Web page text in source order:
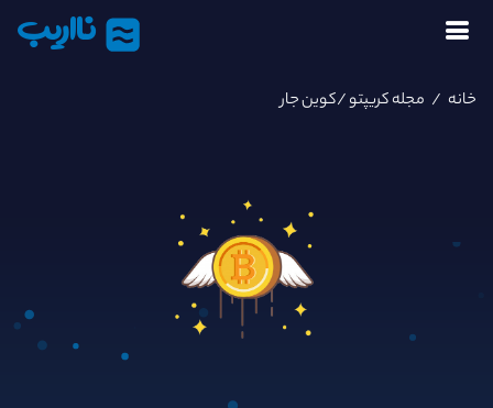
نااریب
خانه / مجله کریپتو/کوین جار